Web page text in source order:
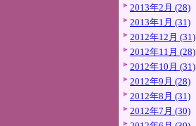
2013年2月 (28)
2013年1月 (31)
2012年12月 (31)
2012年11月 (28)
2012年10月 (31)
2012年9月 (28)
2012年8月 (31)
2012年7月 (30)